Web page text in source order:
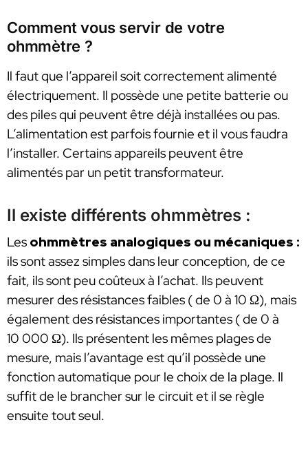
Comment vous servir de votre
ohmmètre ?
Il faut que l’appareil soit correctement alimenté
électriquement. Il possède une petite batterie ou
des piles qui peuvent être déjà installées ou pas.
L’alimentation est parfois fournie et il vous faudra
l’installer. Certains appareils peuvent être
alimentés par un petit transformateur.
Il existe différents ohmmètres :
Les ohmmètres analogiques ou mécaniques :
ils sont assez simples dans leur conception, de ce
fait, ils sont peu coûteux à l’achat. Ils peuvent
mesurer des résistances faibles ( de 0 à 10 Ω), mais
également des résistances importantes ( de 0 à
10 000 Ω). Ils présentent les mêmes plages de
mesure, mais l’avantage est qu’il possède une
fonction automatique pour le choix de la plage. Il
suffit de le brancher sur le circuit et il se règle
ensuite tout seul.